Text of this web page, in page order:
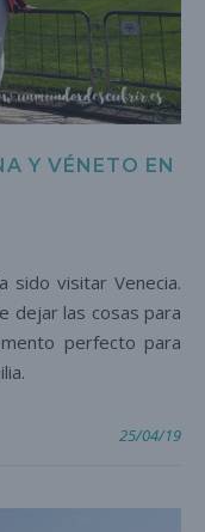
Y VÉNETO EN
dejar las cosas para
perfecto para
25/04/19